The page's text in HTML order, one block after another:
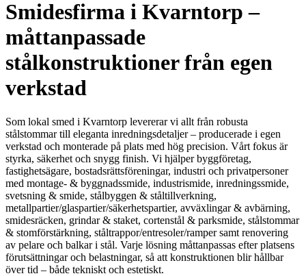
Smidesfirma i Kvarntorp –
måttanpassade
stålkonstruktioner från egen
verkstad
Som lokal smed i Kvarntorp levererar vi allt från robusta
stålstommar till eleganta inredningsdetaljer – producerade i egen
verkstad och monterade på plats med hög precision. Vårt fokus är
styrka, säkerhet och snygg finish. Vi hjälper byggföretag,
fastighetsägare, bostadsrättsföreningar, industri och privatpersoner
med montage- & byggnadssmide, industrismide, inredningssmide,
svetsning & smide, stålbyggen & ståltillverkning,
metallpartier/glaspartier/säkerhetspartier, avväxlingar & avbärning,
smidesräcken, grindar & staket, cortenstål & parksmide, stålstommar
& stomförstärkning, ståltrappor/entresoler/ramper samt renovering
av pelare och balkar i stål. Varje lösning måttanpassas efter platsens
förutsättningar och belastningar, så att konstruktionen blir hållbar
över tid – både tekniskt och estetiskt.